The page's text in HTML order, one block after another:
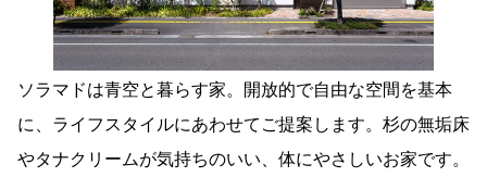
ソラマドは青空と暮らす家。開放的で自由な空間を基本
に、ライフスタイルにあわせてご提案します。杉の無垢床
やタナクリームが気持ちのいい、体にやさしいお家です。